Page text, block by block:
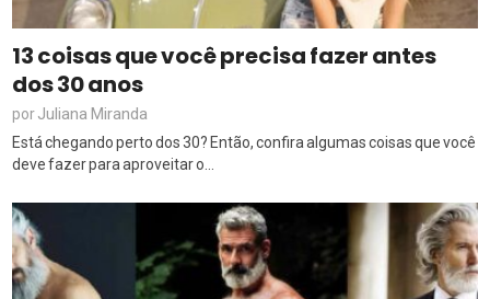
13 coisas que você precisa fazer antes
dos 30 anos
porJuliana Miranda
Está chegando perto dos 30? Então, confira algumas coisas que você
deve fazer para aproveitar o...